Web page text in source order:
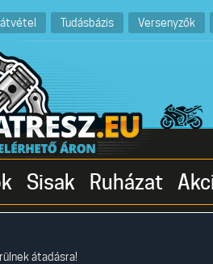
Tudásbázis Versenyzők
Sisak Ruházat
átadásra!